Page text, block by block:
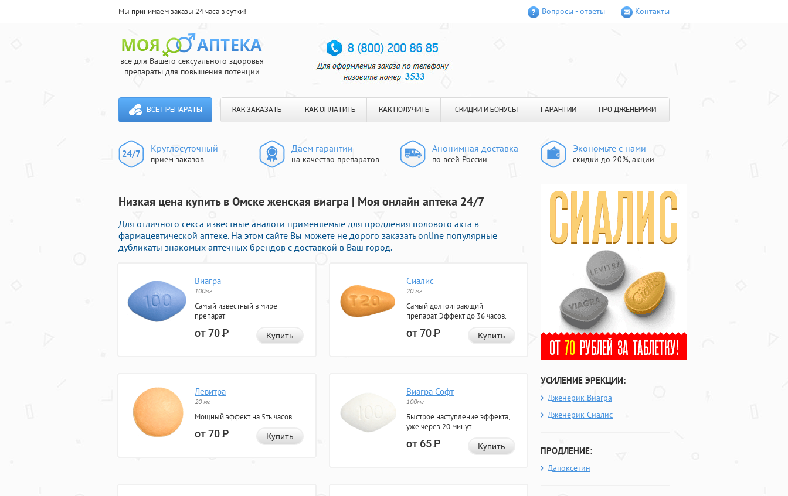
Мы принимаем заказы 24 часа в сутки! Вопросы - ответы Контакты
все для Вашего сексуального здоровья
препараты для повышения потенции
ВСЕ ПРЕПАРАТЫ КАК ЗАКАЗАТЬ КАК ОПЛАТИТЬ КАК ПОЛУЧИТЬ СКИДКИ И БОНУСЫ ГАРАНТИИ ПРО ДЖЕНЕРИКИ
Круглосуточный
прием заказов
Даем гарантии
на качество препаратов
Анонимная доставка
по всей России
Экономьте с нами
скидки до 20%, акции
Низкая цена купить в Омске женская виагра | Моя онлайн аптека 24/7
Для отличного секса известные аналоги применяемые для продления полового акта в
фармацевтической аптеке. На этом сайте Вы можете не дорого заказать online популярные
дубликаты знакомых аптечных брендов с доставкой в Ваш город.
Виагра
100мг
Самый известный в мире
препарат
от 70Р Купить
Сиалис
20 мг
Самый долгоиграющий
препарат. Эффект до 36 часов.
от 70Р Купить
Левитра
20 мг
Мощный эффект на 5ть часов.
от 70Р Купить
Виагра Софт
100мг
Быстрое наступление эффекта,
уже через 20 минут.
от 65Р Купить
УСИЛЕНИЕ ЭРЕКЦИИ:
Дженерик Виагра
Дженерик Сиалис
ПРОДЛЕНИЕ:
Дапоксетин